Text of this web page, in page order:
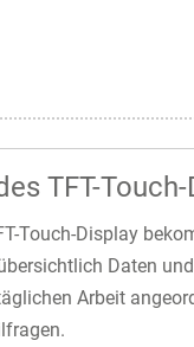
TFT-
Touch-Display
Daten
Arbeit